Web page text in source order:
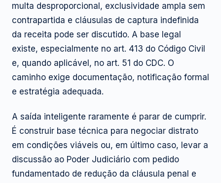
multa desproporcional, exclusividade ampla sem
contrapartida e cláusulas de captura indefinida
da receita pode ser discutido. A base legal
existe, especialmente no art. 413 do Código Civil
e, quando aplicável, no art. 51 do CDC. O
caminho exige documentação, notificação formal
e estratégia adequada.
A saída inteligente raramente é parar de cumprir.
É construir base técnica para negociar distrato
em condições viáveis ou, em último caso, levar a
discussão ao Poder Judiciário com pedido
fundamentado de redução da cláusula penal e